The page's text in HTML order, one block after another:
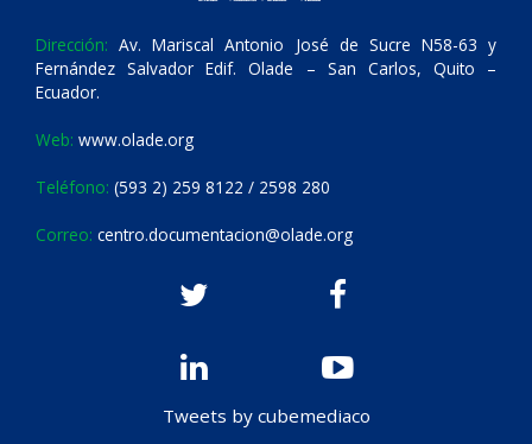
Dirección: Av. Mariscal Antonio José de Sucre N58-63 y
Fernández Salvador Edif. Olade – San Carlos, Quito –
Ecuador.
Web: www.olade.org
Teléfono: (593 2) 259 8122 / 2598 280
Correo: centro.documentacion@olade.org
Tweets by cubemediaco